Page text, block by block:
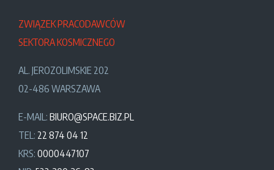
ZWIĄZEK PRACODAWCÓW
SEKTORA KOSMICZNEGO
AL. JEROZOLIMSKIE 202
02-486 WARSZAWA
E-MAIL: BIURO@SPACE.BIZ.PL
TEL: 22 874 04 12
KRS: 0000447107